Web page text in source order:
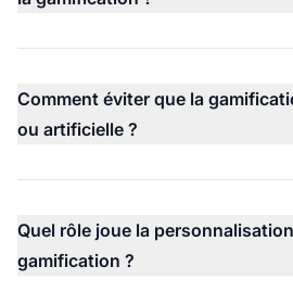
Comment éviter que la
ou artificielle ?
Quel rôle joue la
gamification ?